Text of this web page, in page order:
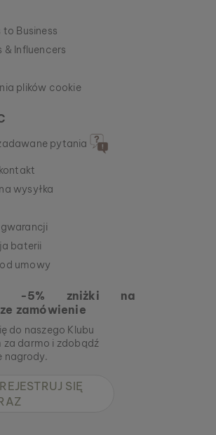
to Business
& Influencers
plików cookie
pytania
wysyłka
baterii
umowy
-5% zniżki na
zamówienie
do naszego Klubu
za darmo i zdobądź
nagrody.
SIĘ